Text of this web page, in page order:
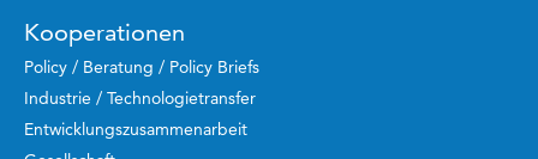
Kooperationen
Policy / Beratung / Policy Briefs
Industrie / Technologietransfer
Entwicklungszusammenarbeit